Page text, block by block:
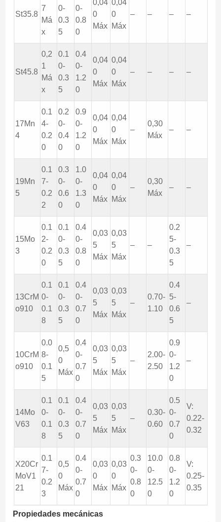
St35.8
7
Má
x
0-
0.3
5
0-
0.8
0
0,04
0
Máx
0,04
0
Máx
– – – –
St45.8
0,2
1
Má
x
0.1
0-
0.3
5
0.4
0-
1.2
0
0,04
0
Máx
0,04
0
Máx
– – – –
17Mn
4
0.1
4-
0.2
0
0.2
0-
0.4
0
0.9
0-
1.2
0
0,04
0
Máx
0,04
0
Máx
–
0,30
Máx
– –
19Mn
5
0.1
7-
0.2
2
0.3
0-
0.6
0
1.0
0-
1.3
0
0,04
0
Máx
0,04
0
Máx
–
0,30
Máx
– –
15Mo
3
0.1
2-
0.2
0
0.1
0-
0.3
5
0.4
0-
0.8
0
0,03
5
Máx
0,03
5
Máx
– –
0.2
5-
0.3
5
–
13CrM
o910
0.1
0-
0.1
8
0.1
0-
0.3
5
0.4
0-
0.7
0
0,03
5
Máx
0,03
5
Máx
–
0.70-
1.10
0.4
5-
0.6
5
–
10CrM
o910
0.0
8-
0.1
5
0,5
0
Máx
0.4
0-
0.7
0
0,03
5
Máx
0,03
5
Máx
–
2.00-
2.50
0.9
0-
1.2
0
–
14Mo
V63
0.1
0-
0.1
8
0.1
0-
0.3
5
0.4
0-
0.7
0
0,03
5
Máx
0,03
5
Máx
–
0.30-
0.60
0.5
0-
0.7
0
V:
0.22-
0.32
X20Cr
MoV1
21
0.1
7-
0.2
3
0,5
0
Máx
0.4
0-
0.7
0
0,03
0
Máx
0,03
0
Máx
0.3
0-
0.8
0
10.0
0-
12.5
0
0.8
0-
1.2
0
V:
0.25-
0.35
Propiedades mecánicas